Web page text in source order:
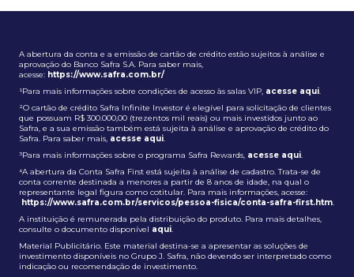
A abertura da conta e a emissão de cartão de crédito estão sujeitos à análise e
aprovação do Banco Safra S.A. Para saber mais,
acesse: https://www.safra.com.br/
¹Para mais informações sobre condições de acesso às salas VIP, acesse aqui.
²O cartão de crédito Safra Infinite Investor é elegível para solicitação de clientes
que possuam R$ 300.000,00 (trezentos mil reais) ou mais investidos junto ao
Safra, e a sua emissão também está sujeita à análise e aprovação de crédito do
Safra. Para saber mais, acesse aqui.
³Para mais informações sobre o programa Safra Rewards, acesse aqui.
⁴A abertura da Conta Safra First está sujeita à análise de cadastro. Trata-se de
conta corrente destinada a menores a partir de 8 anos de idade, na qual o
representante legal figura como cotitular. Para mais informações, acesse:
https://www.safra.com.br/servicos/pessoa-fisica/conta-safra-first.htm.
A instituição é remunerada pela distribuição do produto. Para mais detalhes,
consulte o documento disponível aqui.
Material Publicitário. Este material destina-se a apresentar as soluções de
investimento disponíveis no Grupo J. Safra, não devendo ser interpretado como
indicação ou recomendação de investimento.